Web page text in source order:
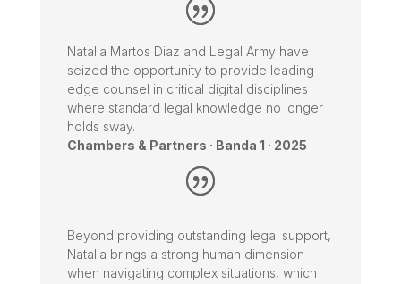
Natalia Martos Diaz and Legal Army have
seized the opportunity to provide leading-
edge counsel in critical digital disciplines
where standard legal knowledge no longer
holds sway.
Chambers & Partners · Banda 1 · 2025
Beyond providing outstanding legal support,
Natalia brings a strong human dimension
when navigating complex situations, which